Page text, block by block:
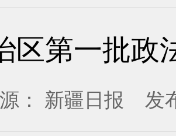
区第一批政
： 新疆日报 发